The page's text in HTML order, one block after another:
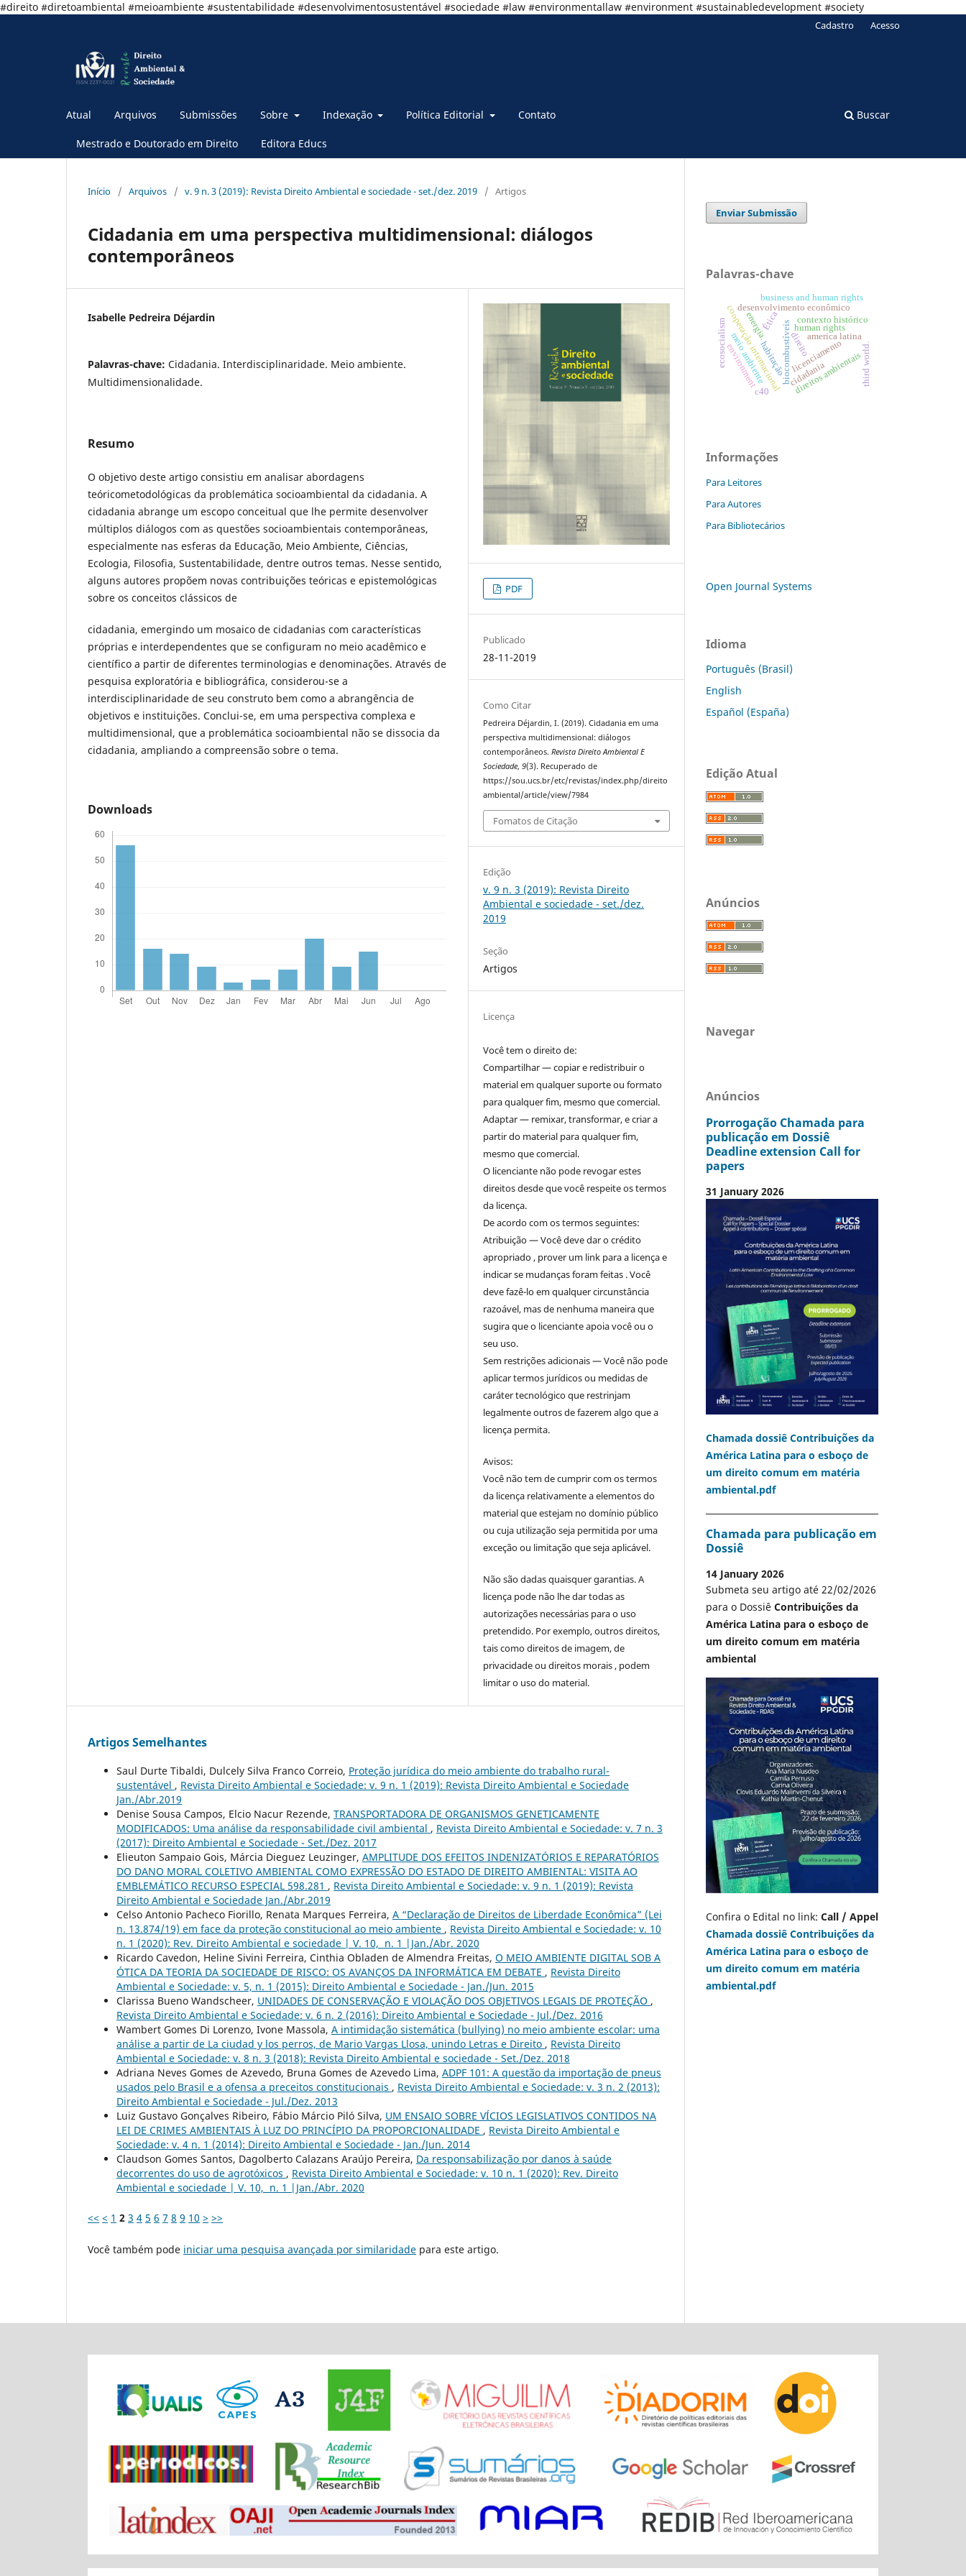
#direito #diretoambiental #meioambiente #sustentabilidade #desenvolvimentosustentável #sociedade #law #environmentallaw #environment #sustainabledevelopment #society
Atual Arquivos Submissões Sobre Indexação Política Editorial Contato
Mestrado e Doutorado em Direito Editora Educs
Buscar
Cadastro Acesso
Início / Arquivos / v. 9 n. 3 (2019): Revista Direito Ambiental e sociedade - set./dez. 2019 / Artigos
Cidadania em uma perspectiva multidimensional: diálogos
contemporâneos
Isabelle Pedreira Déjardin
Palavras-chave: Cidadania. Interdisciplinaridade. Meio ambiente.
Multidimensionalidade.
Resumo
O objetivo deste artigo consistiu em analisar abordagens
teóricometodológicas da problemática socioambiental da cidadania. A
cidadania abrange um escopo conceitual que lhe permite desenvolver
múltiplos diálogos com as questões socioambientais contemporâneas,
especialmente nas esferas da Educação, Meio Ambiente, Ciências,
Ecologia, Filosofia, Sustentabilidade, dentre outros temas. Nesse sentido,
alguns autores propõem novas contribuições teóricas e epistemológicas
sobre os conceitos clássicos de
cidadania, emergindo um mosaico de cidadanias com características
próprias e interdependentes que se configuram no meio acadêmico e
científico a partir de diferentes terminologias e denominações. Através de
pesquisa exploratória e bibliográfica, considerou-se a
interdisciplinaridade de seu construto bem como a abrangência de
objetivos e instituições. Conclui-se, em uma perspectiva complexa e
multidimensional, que a problemática socioambiental não se dissocia da
cidadania, ampliando a compreensão sobre o tema.
Downloads
PDF
Publicado
28-11-2019
Como Citar
Pedreira Déjardin, I. (2019). Cidadania em uma
perspectiva multidimensional: diálogos
contemporâneos.Revista Direito Ambiental E
Sociedade,9(3). Recuperado de
https://sou.ucs.br/etc/revistas/index.php/direito
ambiental/article/view/7984
Fomatos de Citação
Edição
v. 9 n. 3 (2019): Revista Direito
Ambiental e sociedade - set./dez.
2019
Seção
Artigos
Licença
Você tem o direito de:
Compartilhar — copiar e redistribuir o
material em qualquer suporte ou formato
para qualquer fim, mesmo que comercial.
Adaptar — remixar, transformar, e criar a
partir do material para qualquer fim,
mesmo que comercial.
O licenciante não pode revogar estes
direitos desde que você respeite os termos
da licença.
De acordo com os termos seguintes:
Atribuição — Você deve dar o crédito
apropriado , prover um link para a licença e
indicar se mudanças foram feitas . Você
deve fazê-lo em qualquer circunstância
razoável, mas de nenhuma maneira que
sugira que o licenciante apoia você ou o
seu uso.
Sem restrições adicionais — Você não pode
aplicar termos jurídicos ou medidas de
caráter tecnológico que restrinjam
legalmente outros de fazerem algo que a
licença permita.
Avisos:
Você não tem de cumprir com os termos
da licença relativamente a elementos do
material que estejam no domínio público
ou cuja utilização seja permitida por uma
exceção ou limitação que seja aplicável.
Não são dadas quaisquer garantias. A
licença pode não lhe dar todas as
autorizações necessárias para o uso
pretendido. Por exemplo, outros direitos,
tais como direitos de imagem, de
privacidade ou direitos morais , podem
limitar o uso do material.
Artigos Semelhantes
Saul Durte Tibaldi, Dulcely Silva Franco Correio, Proteção jurídica do meio ambiente do trabalho rural-
sustentável , Revista Direito Ambiental e Sociedade: v. 9 n. 1 (2019): Revista Direito Ambiental e Sociedade
Jan./Abr.2019
Denise Sousa Campos, Elcio Nacur Rezende, TRANSPORTADORA DE ORGANISMOS GENETICAMENTE
MODIFICADOS: Uma análise da responsabilidade civil ambiental , Revista Direito Ambiental e Sociedade: v. 7 n. 3
(2017): Direito Ambiental e Sociedade - Set./Dez. 2017
Elieuton Sampaio Gois, Márcia Dieguez Leuzinger, AMPLITUDE DOS EFEITOS INDENIZATÓRIOS E REPARATÓRIOS
DO DANO MORAL COLETIVO AMBIENTAL COMO EXPRESSÃO DO ESTADO DE DIREITO AMBIENTAL: VISITA AO
EMBLEMÁTICO RECURSO ESPECIAL 598.281 , Revista Direito Ambiental e Sociedade: v. 9 n. 1 (2019): Revista
Direito Ambiental e Sociedade Jan./Abr.2019
Celso Antonio Pacheco Fiorillo, Renata Marques Ferreira, A “Declaração de Direitos de Liberdade Econômica” (Lei
n. 13.874/19) em face da proteção constitucional ao meio ambiente , Revista Direito Ambiental e Sociedade: v. 10
n. 1 (2020): Rev. Direito Ambiental e sociedade | V. 10, n. 1 |Jan./Abr. 2020
Ricardo Cavedon, Heline Sivini Ferreira, Cinthia Obladen de Almendra Freitas, O MEIO AMBIENTE DIGITAL SOB A
ÓTICA DA TEORIA DA SOCIEDADE DE RISCO: OS AVANÇOS DA INFORMÁTICA EM DEBATE , Revista Direito
Ambiental e Sociedade: v. 5, n. 1 (2015): Direito Ambiental e Sociedade - Jan./Jun. 2015
Clarissa Bueno Wandscheer, UNIDADES DE CONSERVAÇÃO E VIOLAÇÃO DOS OBJETIVOS LEGAIS DE PROTEÇÃO ,
Revista Direito Ambiental e Sociedade: v. 6 n. 2 (2016): Direito Ambiental e Sociedade - Jul./Dez. 2016
Wambert Gomes Di Lorenzo, Ivone Massola, A intimidação sistemática (bullying) no meio ambiente escolar: uma
análise a partir de La ciudad y los perros, de Mario Vargas Llosa, unindo Letras e Direito , Revista Direito
Ambiental e Sociedade: v. 8 n. 3 (2018): Revista Direito Ambiental e sociedade - Set./Dez. 2018
Adriana Neves Gomes de Azevedo, Bruna Gomes de Azevedo Lima, ADPF 101: A questão da importação de pneus
usados pelo Brasil e a ofensa a preceitos constitucionais , Revista Direito Ambiental e Sociedade: v. 3 n. 2 (2013):
Direito Ambiental e Sociedade - Jul./Dez. 2013
Luiz Gustavo Gonçalves Ribeiro, Fábio Márcio Piló Silva, UM ENSAIO SOBRE VÍCIOS LEGISLATIVOS CONTIDOS NA
LEI DE CRIMES AMBIENTAIS À LUZ DO PRINCÍPIO DA PROPORCIONALIDADE , Revista Direito Ambiental e
Sociedade: v. 4 n. 1 (2014): Direito Ambiental e Sociedade - Jan./Jun. 2014
Claudson Gomes Santos, Dagolberto Calazans Araújo Pereira, Da responsabilização por danos à saúde
decorrentes do uso de agrotóxicos , Revista Direito Ambiental e Sociedade: v. 10 n. 1 (2020): Rev. Direito
Ambiental e sociedade | V. 10, n. 1 |Jan./Abr. 2020
<< < 1 2 3 4 5 6 7 8 9 10 > >>
Você também pode iniciar uma pesquisa avançada por similaridade para este artigo.
Enviar Submissão
Palavras-chave
biocombustíveis contexto histórico
cooperação internacional
desenvolvimento econômico
energia.
licenciamento
meio ambiente direito
Ética
cidadania
direitos ambientais
habitação
human rights
environment
ecosocialism third world.
c40
business and human rights
america latina
Informações
Para Leitores
Para Autores
Para Bibliotecários
Open Journal Systems
Idioma
Português (Brasil)
English
Español (España)
Edição Atual
Anúncios
Navegar
Anúncios
Prorrogação Chamada para
publicação em Dossiê
Deadline extension Call for
papers
31 January 2026
Chamada dossiê Contribuições da
América Latina para o esboço de
um direito comum em matéria
ambiental.pdf
Chamada para publicação em
Dossiê
14 January 2026
Submeta seu artigo até 22/02/2026
para o Dossiê Contribuições da
América Latina para o esboço de
um direito comum em matéria
ambiental
Confira o Edital no link: Call / Appel
Chamada dossiê Contribuições da
América Latina para o esboço de
um direito comum em matéria
ambiental.pdf